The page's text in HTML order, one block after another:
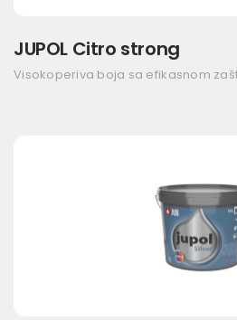
JUPOL Citro strong
Visokoperiva boja sa efikasnom